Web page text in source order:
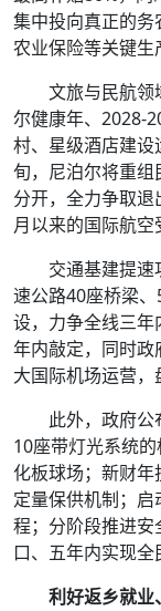
集中投向真正的务
农业保险等关键生
文旅与民航领
尔健康年、2028-
村、星级酒店建
旬，尼泊尔将重
分开，全力争取
月以来的国际航空
交通基建提
速公路40座桥梁
设，力争全线三
年内敲定，同时
大国际机场运营，
此外，政府
10座带灯光系统
化板球场；新财
定量保供机制；
程；分阶段推进安
口、五年内实现全
利好返乡就业